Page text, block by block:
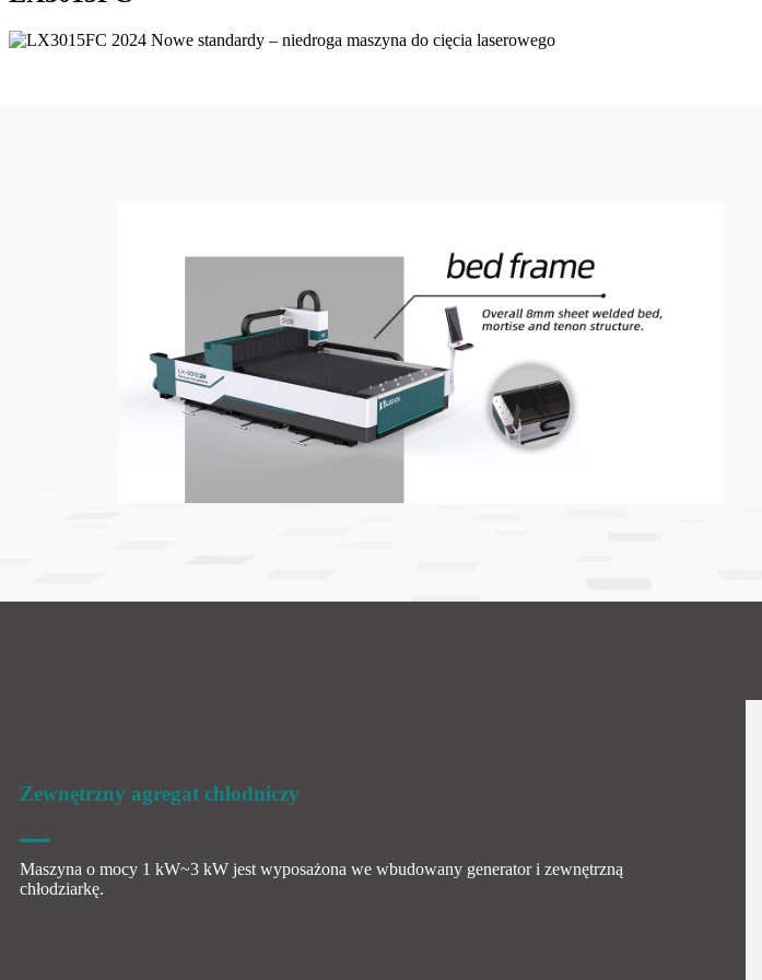
Zewnętrzny agregat chłodniczy
Maszyna o mocy 1 kW~3 kW jest wyposażona we wbudowany generator i zewnętrzną
chłodziarkę.